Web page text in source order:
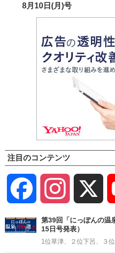
8月10日(月)号
注目のコンテンツ
Facebook Instagram
第39回「にっぽんの温
15日号発表）
1位草津、２位下呂、３